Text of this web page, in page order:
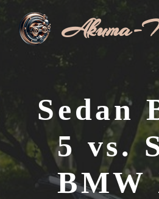
obsah
Akuma-
Sedan
5 vs.
BMW